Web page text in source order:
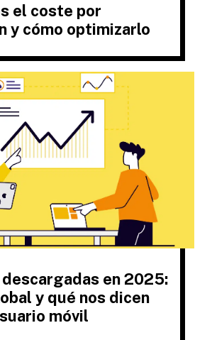
el coste por
y cómo optimizarlo
en 2025:
y qué nos dicen
móvil